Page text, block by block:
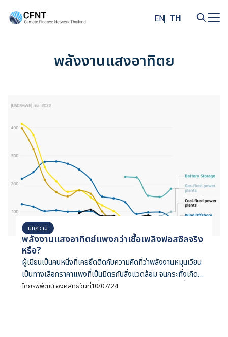
EN TH
พลังงานแสงอาทิตย
บทความ
พลังงานแสงอาทิตย์แพงกว่าเชื้อเพลิงฟอสซิลจริง
หรือ?
ผู้เขียนเป็นคนหนึ่งที่เคยยึดติดกับความคิดที่ว่าพลังงานหมุนเวียน
เป็นทางเลือกราคาแพงที่เป็นมิตรกับสิ่งแวดล้อม จนกระทั่งเกิด
เหตุการณ์ไม่คาดฝันคือวันที่รัสเซียตัดสินใจรุกรานยูเครนที่สร้าง
โดยรพีพัฒน์ อิงคสิทธิ์วันที่10/07/24